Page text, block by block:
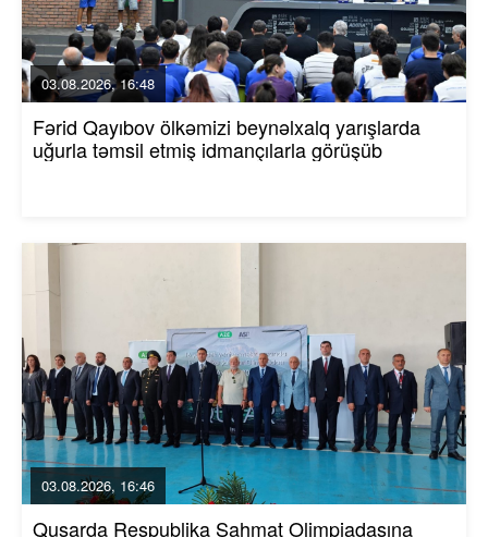
03.08.2026, 16:48
Fərid Qayıbov ölkəmizi beynəlxalq yarışlarda
uğurla təmsil etmiş idmançılarla görüşüb
03.08.2026, 16:46
Qusarda Respublika Şahmat Olimpiadasına